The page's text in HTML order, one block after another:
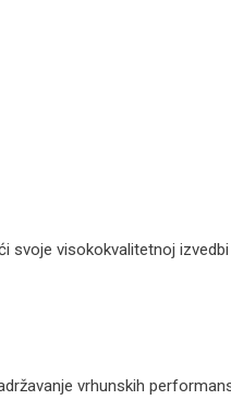
svoje visokokvalitetnoj
vrhunskih